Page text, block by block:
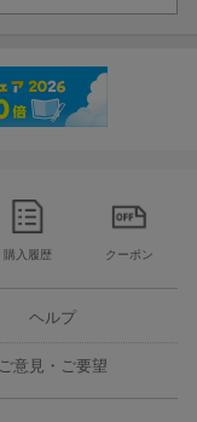
購入履歴 クーポン
ヘルプ
ご意見・ご要望